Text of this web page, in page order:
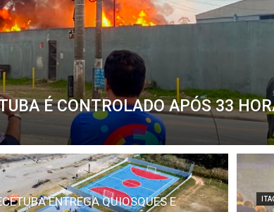
É CONTROLADO APÓS 33
ENTREGA QUIOSQUES E